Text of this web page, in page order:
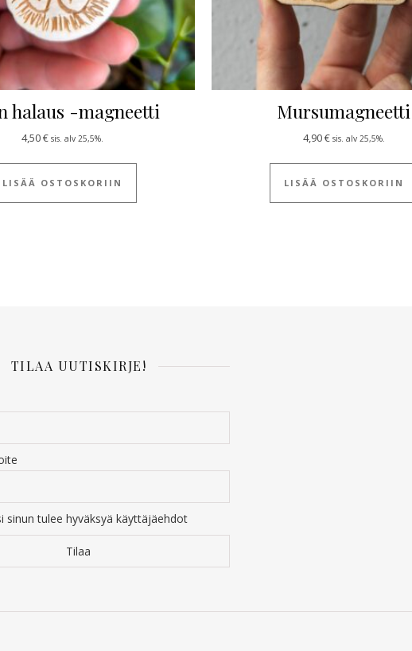
halaus -magneetti
4,50€ sis. alv 25,5%.
LISÄÄ OSTOSKORIIN
Mursumagneetti
4,90€ sis. alv 25,5%.
LISÄÄ OSTOSKORIIN
TILAA UUTISKIRJE!
sinun tulee hyväksyä käyttäjäehdot